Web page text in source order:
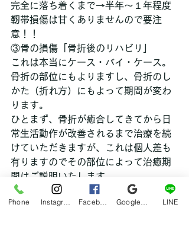
完全に落ち着くまで→半年～１年程度
靭帯損傷は甘くありませんので要注
意！！
③骨の損傷「骨折後のリハビリ」
これは本当にケース・バイ・ケース。
骨折の部位にもよりますし、骨折のし
かた（折れ方）にもよって期間が変わ
ります。
ひとまず、骨折が癒合してきてから日
常生活動作が改善されるまで治療を続
けていただきますが、これは個人差も
有りますのでその部位によって治癒期
間はご説明いたします。
骨折でも超音波治療器や微弱電流治療
器が当院にご用意ありますので早期回
Phone LINE